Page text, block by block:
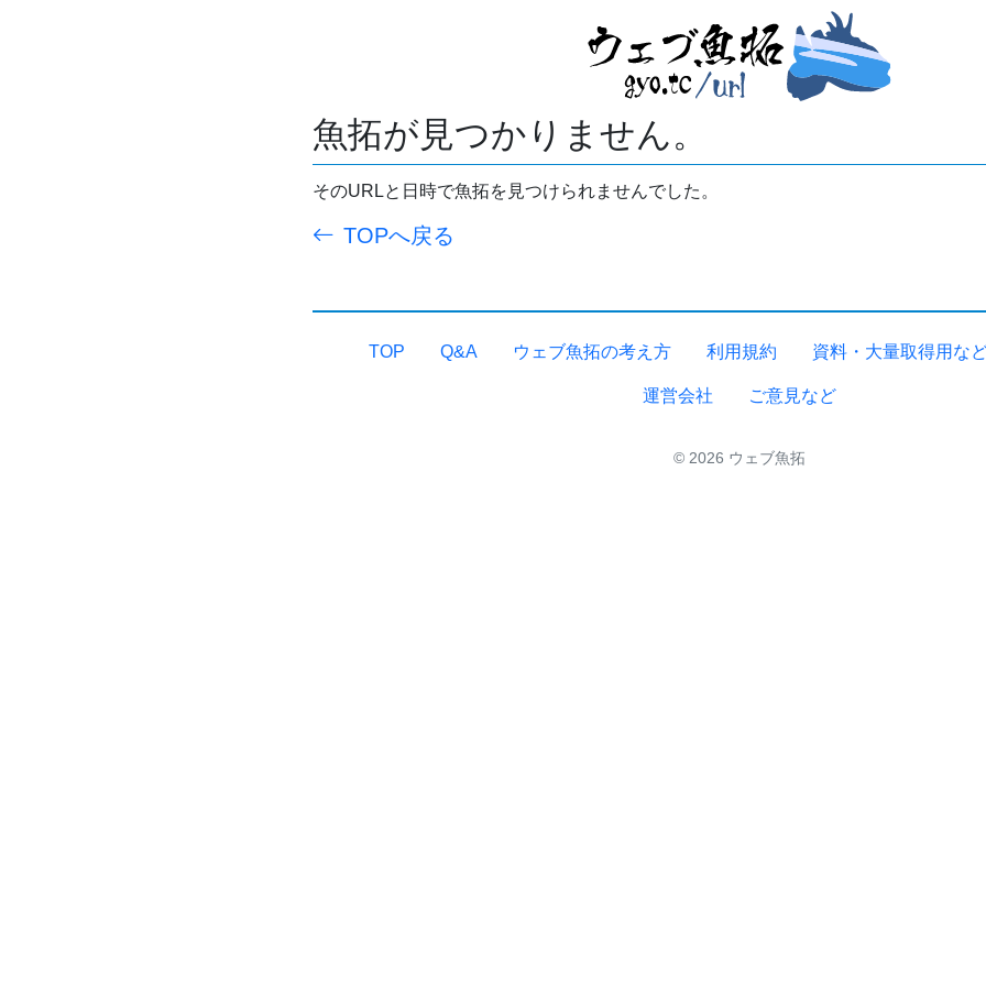
魚拓が見つかりません。
そのURLと日時で魚拓を見つけられませんでした。
TOPへ戻る
TOP Q&A ウェブ魚拓の考え方 利用規約 資料・大量取得用な
運営会社 ご意見など
© 2026 ウェブ魚拓